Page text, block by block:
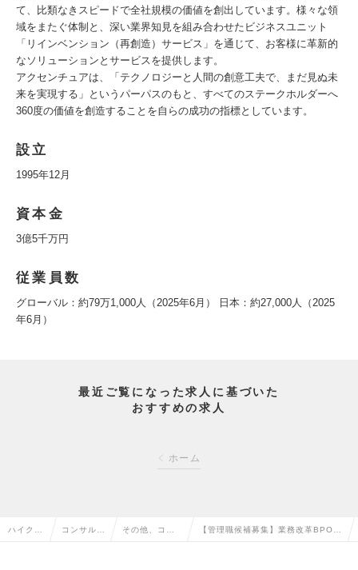
て、比類なきスピードで全社規模の価値を創出しています。様々な領
域をまたぐ体制と、深い業界知見を組み合わせたビジネスユニット
「リインベンション（再創造）サービス」を通じて、お客様に革新的
なソリューションとサービスを提供します。
アクセンチュアは、「テクノロジーと人間の創意工夫で、まだ見ぬ未
来を実現する」というパーパスのもと、すべてのステークホルダーへ
360度の価値を創造することを自らの成功の指標としています。
設立
1995年12月
資本金
3億5千万円
従業員数
グローバル：約79万1,000人（2025年6月） 日本：約27,000人（2025
年6月）
最近ご覧になった求人に基づいた
おすすめの求人
ホーム
ハイクラ コンサルタ その他、コン 【管理職候補募集】業務改革BPOプ